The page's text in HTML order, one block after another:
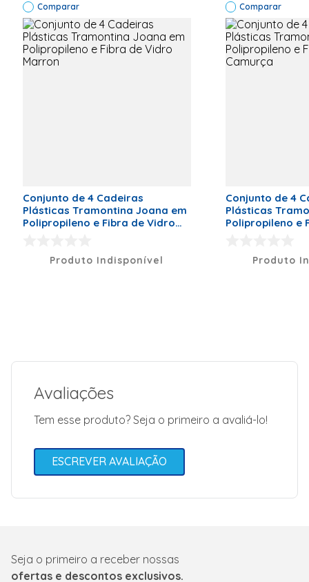
pernas em
alumínio
anodizado
(cor natural)
</li>
<li>Empilhável
Dimensões (A x L x P)
55,5 x 61 x
80
Garantia
12
Comparar
Conjunto de 4 Cadeiras
Plásticas Tramontina Joana em
Polipropileno e Fibra de Vidro
Produto Indisponível
Comparar
Conjunto de 4
Plásticas
Polipropileno e
Produto
Avaliações
Tem esse produto? Seja o primeiro a avaliá-lo!
ESCREVER AVALIAÇÃO
Seja o primeiro a receber nossas
ofertas e descontos exclusivos.